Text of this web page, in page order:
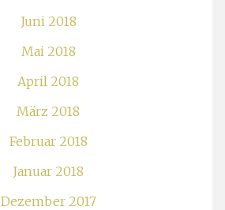
Juni 2018
Mai 2018
April 2018
März 2018
Februar 2018
Januar 2018
Dezember 2017